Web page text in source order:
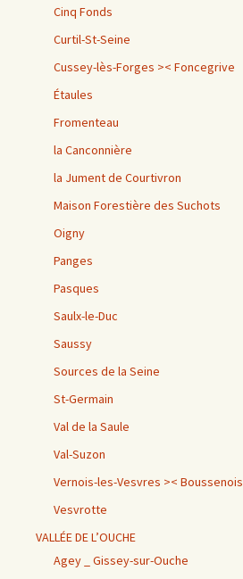
Cinq Fonds
Curtil-St-Seine
Cussey-lès-Forges >< Foncegrive
Étaules
Fromenteau
la Canconnière
la Jument de Courtivron
Maison Forestière des Suchots
Oigny
Panges
Pasques
Saulx-le-Duc
Saussy
Sources de la Seine
St-Germain
Val de la Saule
Val-Suzon
Vernois-les-Vesvres >< Boussenois
Vesvrotte
VALLÉE DE L’OUCHE
Agey _ Gissey-sur-Ouche